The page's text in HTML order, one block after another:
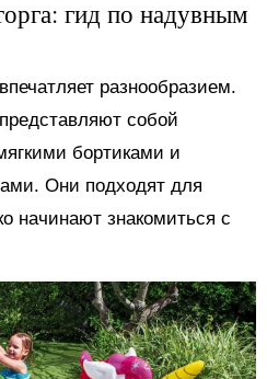
гид по надувным
разнообразием.
собой
бортиками и
Они подходят для
начинают знакомиться с